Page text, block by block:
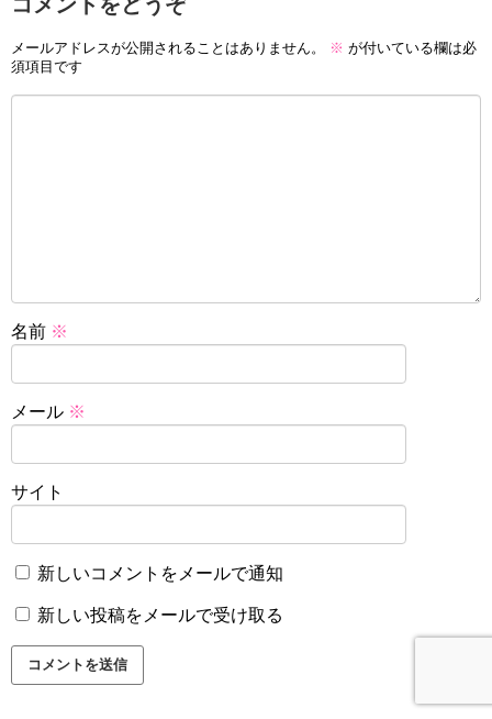
コメントをどうぞ
メールアドレスが公開されることはありません。 ※ が付いている欄は必
須項目です
名前 ※
メール ※
サイト
新しいコメントをメールで通知
新しい投稿をメールで受け取る